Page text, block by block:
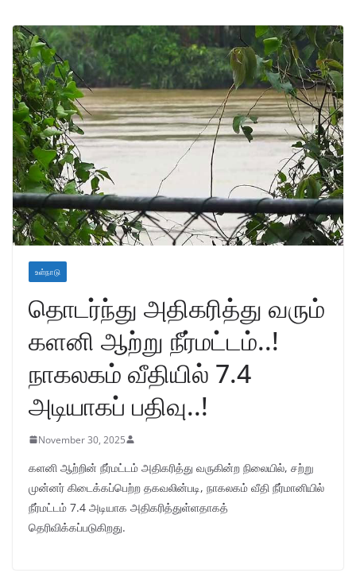
உள்நாடு
தொடர்ந்து அதிகரித்து வரும்
களனி ஆற்று நீர்மட்டம்..!
நாகலகம் வீதியில் 7.4
அடியாகப் பதிவு..!
November 30, 2025
களனி ஆற்றின் நீர்மட்டம் அதிகரித்து வருகின்ற நிலையில், சற்று
முன்னர் கிடைக்கப்பெற்ற தகவலின்படி, நாகலகம் வீதி நீர்மானியில்
நீர்மட்டம் 7.4 அடியாக அதிகரித்துள்ளதாகத்
தெரிவிக்கப்படுகிறது.